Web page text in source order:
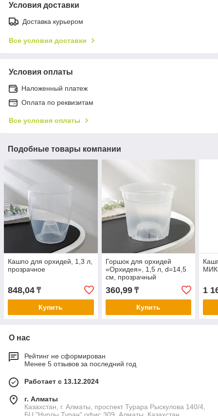
Условия доставки
Доставка курьером
Все условия доставки
Условия оплаты
Наложенный платеж
Оплата по реквизитам
Все условия оплаты
Подобные товары компании
Кашпо для орхидей, 1,3 л,
прозрачное
848,04 ₸
Купить
Горшок для орхидей
«Орхидея», 1,5 л, d=14,5
см, прозрачный
360,99₸
Купить
1
О нас
Рейтинг не сформирован
Менее 5 отзывов за последний год
Работает с 13.12.2024
г. Алматы
Казахстан, г. Алматы, проспект Турара Рыскулова 140/4,